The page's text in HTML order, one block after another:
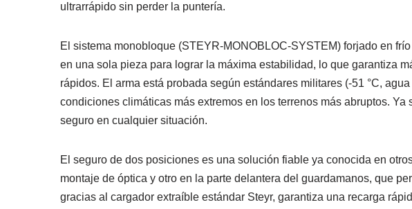
ultrarrápido sin perder la puntería.
El sistema monobloque (STEYR-MONOBLOC-SYSTEM) forjado en
en una sola pieza para lograr la máxima estabilidad, lo que garantiza
rápidos. El arma está probada según estándares militares (-51 °C,
condiciones climáticas más extremos en los terrenos más abruptos.
seguro en cualquier situación.
El seguro de dos posiciones es una solución fiable ya conocida en
montaje de óptica y otro en la parte delantera del guardamanos, que
gracias al cargador extraíble estándar Steyr, garantiza una recarga